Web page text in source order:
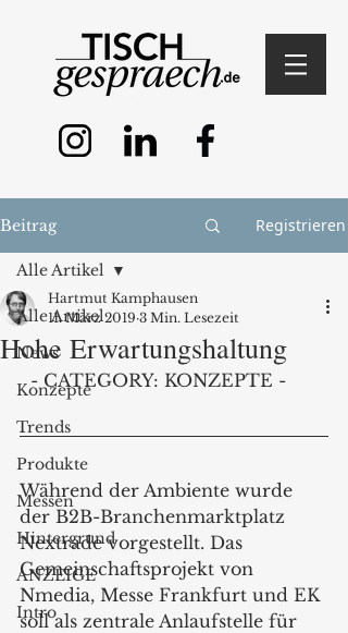
Beitrag Registrieren
Alle Artikel
News
Konzepte
Trends
Produkte
Messen
Hintergrund
ANZEIGE
Intro
Alle Artikel
Hohe Erwartungshaltung
Hartmut Kamphausen
11. März 2019 3 Min. Lesezeit
  - CATEGORY: KONZEPTE -
Während der Ambiente wurde
der B2B-Branchenmarktplatz
Nextrade vorgestellt. Das
Gemeinschaftsprojekt von
Nmedia, Messe Frankfurt und EK
soll als zentrale Anlaufstelle für